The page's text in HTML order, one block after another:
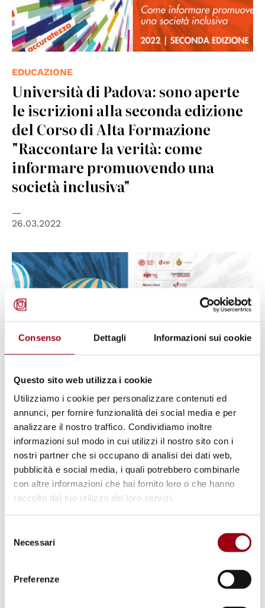
Consenso Dettagli Informazioni sui cookie
Questo sito web utilizza i cookie
Utilizziamo i cookie per personalizzare contenuti ed
annunci, per fornire funzionalità dei social media e per
analizzare il nostro traffico. Condividiamo inoltre
informazioni sul modo in cui utilizzi il nostro sito con i
nostri partner che si occupano di analisi dei dati web,
pubblicità e social media, i quali potrebbero combinarle
con altre informazioni che hai fornito loro o che hanno
raccolto dal tuo utilizzo dei loro servizi.
delNecessari
Preferenze
EDUCAZIONE
Università di Padova: sono aperte
le iscrizioni alla seconda edizione
del Corso di Alta Formazione
"Raccontare la verità: come
informare promuovendo una
società inclusiva"
26.03.2022
EDUCAZIONE
Università di Padova: sono aperte
le iscrizioni al Corso di Alta
Formazione "Alfabetizzazione
digitale a scuola: Promuovere la
passione per la verità e
l’inclusione"
26.03.2022